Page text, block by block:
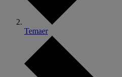
Temaer